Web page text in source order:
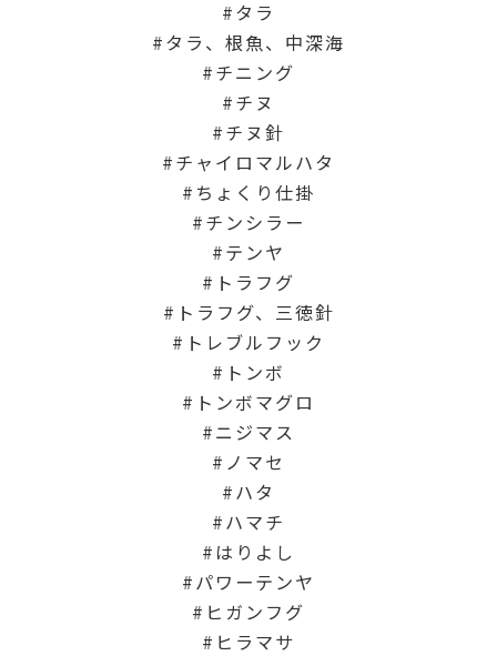
タラ
タラ、根魚、中深海
チニング
チヌ
チヌ針
チャイロマルハタ
ちょくり仕掛
チンシラー
テンヤ
トラフグ
トラフグ、三徳針
トレブルフック
トンボ
トンボマグロ
ニジマス
ノマセ
ハタ
ハマチ
はりよし
パワーテンヤ
ヒガンフグ
ヒラマサ